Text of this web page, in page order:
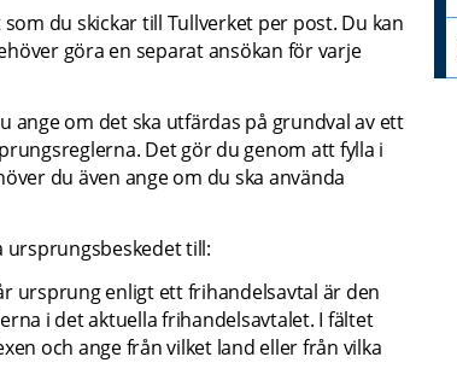
du skickar till Tullverket per post. Du kan
göra en separat ansökan för varje
om det ska utfärdas på grundval av ett
Det gör du genom att fylla i
du även ange om du ska använda
ursprungsbeskedet till:
ursprung enligt ett frihandelsavtal är den
i det aktuella frihandelsavtalet. I fältet
och ange från vilket land eller från vilka